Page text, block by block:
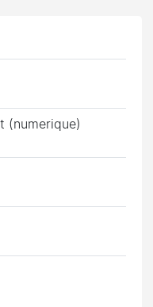
(numerique)